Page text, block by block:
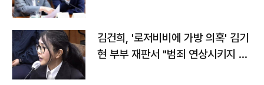
김건희, '로저비비에 가방 의혹' 김기
현 부부 재판서 "범죄 연상시키지 말